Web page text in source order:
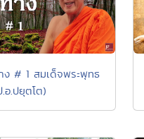
ง # 1 สมเด็จพระพุทธ
อ.ปยุตโต)